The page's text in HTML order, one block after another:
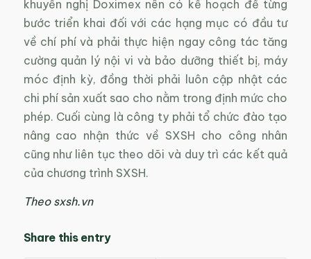
khuyến nghị Doximex nên có kế hoạch để từng
bước triển khai đối với các hạng mục có đầu tư
về chí phí và phải thực hiện ngay công tác tăng
cường quản lý nội vi và bảo dưỡng thiết bị, máy
móc định kỳ, đồng thời phải luôn cập nhật các
chi phí sản xuất sao cho nằm trong định mức cho
phép. Cuối cùng là công ty phải tổ chức đào tạo
nâng cao nhận thức về SXSH cho công nhân
cũng như liên tục theo dõi và duy trì các kết quả
của chương trình SXSH.
Theo sxsh.vn
Share this entry